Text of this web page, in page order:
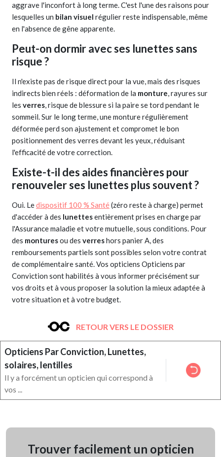
aggrave l'inconfort à long terme. C'est l'une des raisons pour
lesquelles un bilan visuel régulier reste indispensable, même
en l'absence de gêne apparente.
Peut-on dormir avec ses lunettes sans
risque ?
Il n'existe pas de risque direct pour la vue, mais des risques
indirects bien réels : déformation de la monture, rayures sur
les verres, risque de blessure si la paire se tord pendant le
sommeil. Sur le long terme, une monture régulièrement
déformée perd son ajustement et compromet le bon
positionnement des verres devant les yeux, réduisant
l'efficacité de votre correction.
Existe-t-il des aides financières pour
renouveler ses lunettes plus souvent ?
Oui. Ledispositif 100 % Santé(zéro reste à charge) permet
d'accéder à des lunettesentièrement prises en charge par
l'Assurance maladie et votre mutuelle, sous conditions. Pour
des monturesou des verreshors panier A, des
remboursements partiels sont possibles selon votre contrat
de complémentaire santé. Vos opticiens Opticiens par
Conviction sont habilités à vous informer précisément sur
vos droits et à vous proposer la solution la mieux adaptée à
votre situation et à votre budget.
RETOUR VERS LE DOSSIER
Opticiens Par Conviction, Lunettes,
solaires, lentilles
Il y a forcément un opticien qui correspond à
vos ...
Trouver facilement un opticien